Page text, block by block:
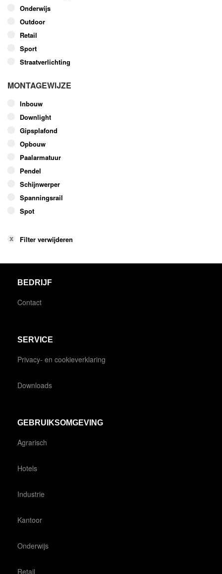
Onderwijs
Outdoor
Retail
Sport
Straatverlichting
MONTAGEWIJZE
Inbouw
Downlight
Gipsplafond
Opbouw
Paalarmatuur
Pendel
Schijnwerper
Spanningsrail
Spot
Filter verwijderen
BEDRIJF
Contact
SERVICE
Privacy- en cookieverklaring
Downloads
GEBRUIKSOMGEVING
Agrarisch
Hotels
Industrie
Kantoor
Onderwijs
Retail